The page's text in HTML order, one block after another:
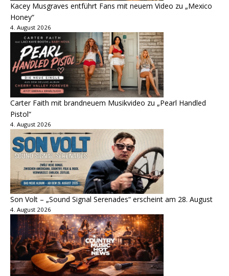
Kacey Musgraves entführt Fans mit neuem Video zu „Mexico
Honey“
4. August 2026
Carter Faith mit brandneuem Musikvideo zu „Pearl Handled
Pistol“
4. August 2026
Son Volt – „Sound Signal Serenades“ erscheint am 28. August
4. August 2026